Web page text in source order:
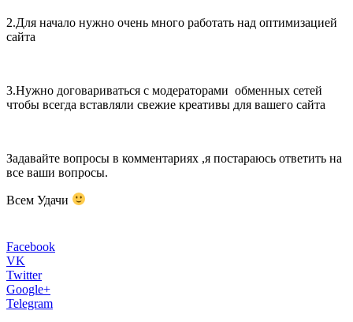
2.Для начало нужно очень много работать над оптимизацией
сайта
3.Нужно договариваться с модераторами обменных сетей
чтобы всегда вставляли свежие креативы для вашего сайта
Задавайте вопросы в комментариях ,я постараюсь ответить на
все ваши вопросы.
Всем Удачи
Facebook
VK
Twitter
Google+
Telegram